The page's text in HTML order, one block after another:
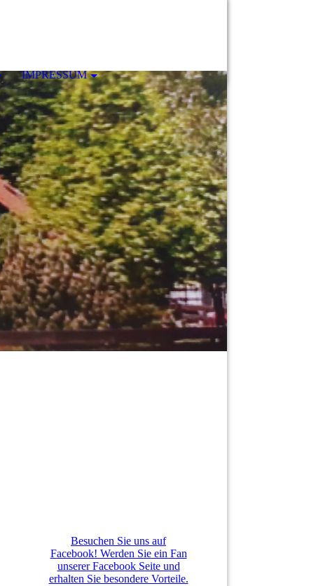
IMPRESSUM
Besuchen Sie uns auf
Facebook! Werden Sie ein Fan
unserer Facebook Seite und
erhalten Sie besondere Vorteile.